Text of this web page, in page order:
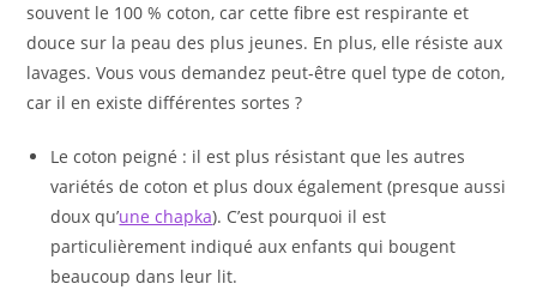
souvent le 100 % coton, car cette fibre est respirante et
douce sur la peau des plus jeunes. En plus, elle résiste aux
lavages. Vous vous demandez peut-être quel type de coton,
car il en existe différentes sortes ?
Le coton peigné : il est plus résistant que les autres
variétés de coton et plus doux également (presque aussi
doux qu’une chapka). C’est pourquoi il est
particulièrement indiqué aux enfants qui bougent
beaucoup dans leur lit.